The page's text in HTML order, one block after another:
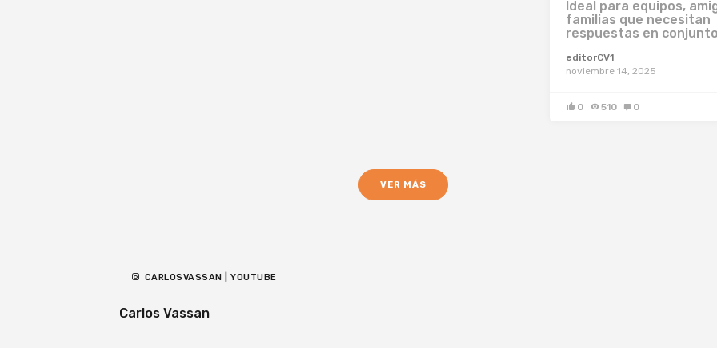
Ideal para equipos,
familias que necesitan
respuestas en conjunto
editorCV1
noviembre 14, 2025
0 510 0
VER MÁS
CARLOSVASSAN | YOUTUBE
Carlos Vassan